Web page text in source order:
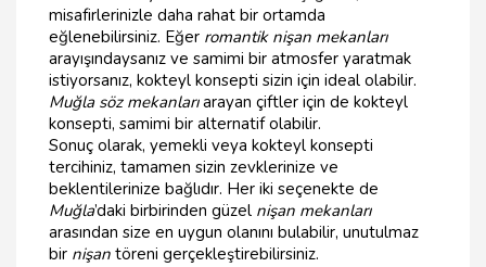
misafirlerinizle daha rahat bir ortamda
eğlenebilirsiniz. Eğer romantik nişan mekanları
arayışındaysanız ve samimi bir atmosfer yaratmak
istiyorsanız, kokteyl konsepti sizin için ideal olabilir.
Muğla söz mekanlarıarayan çiftler için de kokteyl
konsepti, samimi bir alternatif olabilir.
Sonuç olarak, yemekli veya kokteyl konsepti
tercihiniz, tamamen sizin zevklerinize ve
beklentilerinize bağlıdır. Her iki seçenekte de
Muğla’daki birbirinden güzel nişan mekanları
arasından size en uygun olanını bulabilir, unutulmaz
bir nişan töreni gerçekleştirebilirsiniz.